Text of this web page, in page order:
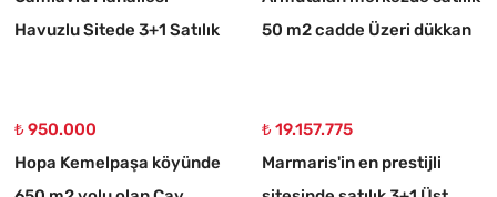
Havuzlu Sitede 3+1 Satılık
50 m2 cadde Üzeri dükkan
₺ 950.000
Hopa Kemelpaşa köyünde
₺ 19.157.775
Marmaris'in en prestijli